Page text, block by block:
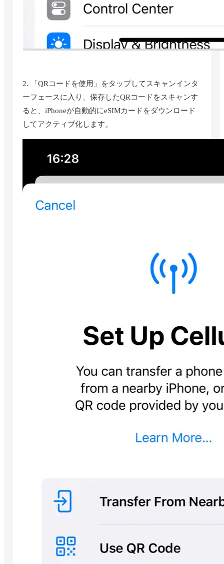
2. 「QRコードを使用」をタップしてスキャンインタ
ーフェースに入り、保存したQRコードをスキャンす
ると、iPhoneが自動的にeSIMカードをダウンロード
してアクティブ化します。